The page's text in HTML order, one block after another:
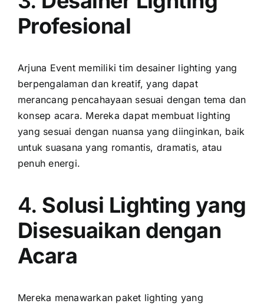
Profesional
Arjuna Event memiliki tim desainer lighting yang
berpengalaman dan kreatif, yang dapat
merancang pencahayaan sesuai dengan tema dan
konsep acara. Mereka dapat membuat lighting
yang sesuai dengan nuansa yang diinginkan, baik
untuk suasana yang romantis, dramatis, atau
penuh energi.
4. Solusi Lighting yang
Disesuaikan dengan
Acara
Mereka menawarkan paket lighting yang